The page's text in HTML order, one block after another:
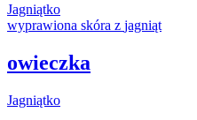
Jagniątko
wyprawiona skóra z jagniąt
owieczka
Jagniątko